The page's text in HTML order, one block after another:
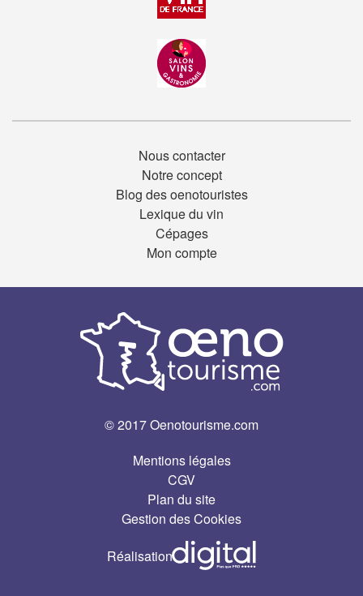
Nous contacter
Notre concept
Blog des oenotouristes
Lexique du vin
Cépages
Mon compte
© 2017 Oenotourisme.com
Réalisation
Mentions légales
CGV
Plan du site
Gestion des Cookies